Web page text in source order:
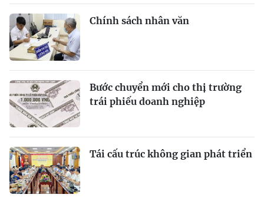
Chính sách nhân văn
Bước chuyển mới cho thị trường
trái phiếu doanh nghiệp
Tái cấu trúc không gian phát triển